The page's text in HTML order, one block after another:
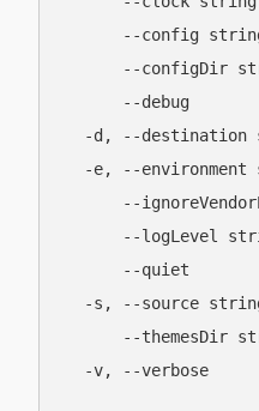
--config
--configDir
--debug
-d, --destination
-e, --environment
--
--logLevel
--quiet
-s, --source
--themesDir